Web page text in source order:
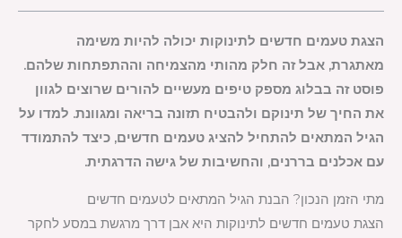
הצגת טעמים חדשים לתינוקות יכולה להיות משימה
מאתגרת, אבל זה חלק מהותי מהצמיחה וההתפתחות שלהם.
פוסט זה בבלוג מספק טיפים מעשיים להורים שרוצים לגוון
את החיך של תינוקם ולהבטיח תזונה בריאה ומגוונת. למדו על
הגיל המתאים להתחיל להציג טעמים חדשים, כיצד להתמודד
עם אכלנים בררנים, והחשיבות של גישה הדרגתית.
מתי הזמן הנכון? הבנת הגיל המתאים לטעמים חדשים
הצגת טעמים חדשים לתינוקות היא אבן דרך מרגשת במסע לחקר